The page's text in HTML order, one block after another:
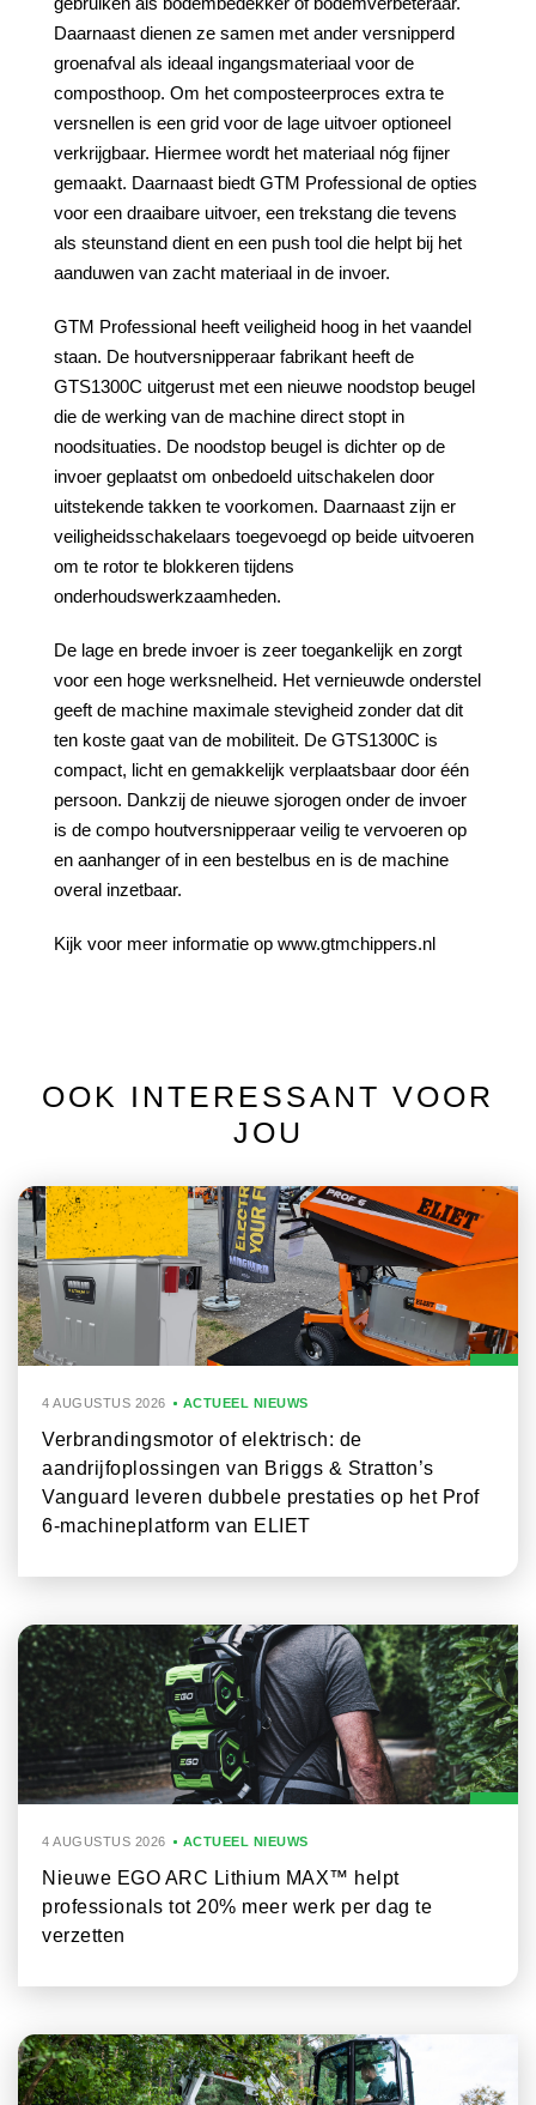
Daarnaast dienen ze samen met ander versnipperd
groenafval als ideaal ingangsmateriaal voor de
composthoop. Om het composteerproces extra te
versnellen is een grid voor de lage uitvoer optioneel
verkrijgbaar. Hiermee wordt het materiaal nóg fijner
gemaakt. Daarnaast biedt GTM Professional de opties
voor een draaibare uitvoer, een trekstang die tevens
als steunstand dient en een push tool die helpt bij het
aanduwen van zacht materiaal in de invoer.
GTM Professional heeft veiligheid hoog in het vaandel
staan. De houtversnipperaar fabrikant heeft de
GTS1300C uitgerust met een nieuwe noodstop beugel
die de werking van de machine direct stopt in
noodsituaties. De noodstop beugel is dichter op de
invoer geplaatst om onbedoeld uitschakelen door
uitstekende takken te voorkomen. Daarnaast zijn er
veiligheidsschakelaars toegevoegd op beide uitvoeren
om te rotor te blokkeren tijdens
onderhoudswerkzaamheden.
De lage en brede invoer is zeer toegankelijk en zorgt
voor een hoge werksnelheid. Het vernieuwde onderstel
geeft de machine maximale stevigheid zonder dat dit
ten koste gaat van de mobiliteit. De GTS1300C is
compact, licht en gemakkelijk verplaatsbaar door één
persoon. Dankzij de nieuwe sjorogen onder de invoer
is de compo houtversnipperaar veilig te vervoeren op
en aanhanger of in een bestelbus en is de machine
overal inzetbaar.
Kijk voor meer informatie op www.gtmchippers.nl
OOK INTERESSANT VOOR
JOU
4 AUGUSTUS 2026 ACTUEEL NIEUWS
Verbrandingsmotor of elektrisch: de
aandrijfoplossingen van Briggs & Stratton’s
Vanguard leveren dubbele prestaties op het Prof
6-machineplatform van ELIET
4 AUGUSTUS 2026 ACTUEEL NIEUWS
Nieuwe EGO ARC Lithium MAX™ helpt
professionals tot 20% meer werk per dag te
verzetten